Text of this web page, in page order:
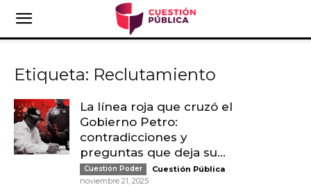
Etiqueta: Reclutamiento
La línea roja que cruzó el
Gobierno Petro:
contradicciones y
preguntas que deja su...
Cuestión Poder Cuestión Pública -
noviembre 21, 2025